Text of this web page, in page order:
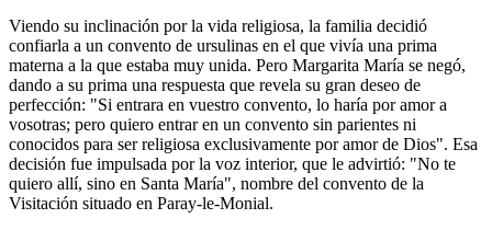
Viendo su inclinación por la vida religiosa, la familia decidió
confiarla a un convento de ursulinas en el que vivía una prima
materna a la que estaba muy unida. Pero Margarita María se negó,
dando a su prima una respuesta que revela su gran deseo de
perfección: "Si entrara en vuestro convento, lo haría por amor a
vosotras; pero quiero entrar en un convento sin parientes ni
conocidos para ser religiosa exclusivamente por amor de Dios". Esa
decisión fue impulsada por la voz interior, que le advirtió: "No te
quiero allí, sino en Santa María", nombre del convento de la
Visitación situado en Paray-le-Monial.